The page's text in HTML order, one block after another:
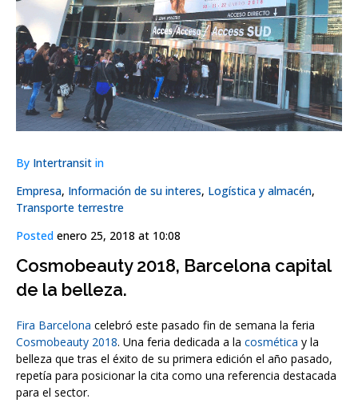
By Intertransit in
Empresa, Información de su interes, Logística y almacén,
Transporte terrestre
Posted enero 25, 2018 at 10:08
Cosmobeauty 2018, Barcelona capital
de la belleza.
Fira Barcelona celebró este pasado fin de semana la feria
Cosmobeauty 2018. Una feria dedicada a la cosmética y la
belleza que tras el éxito de su primera edición el año pasado,
repetía para posicionar la cita como una referencia destacada
para el sector.